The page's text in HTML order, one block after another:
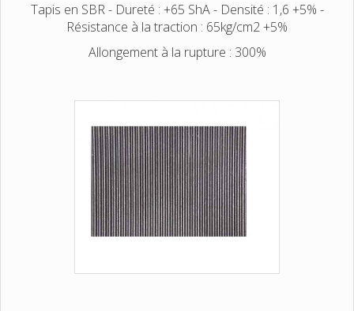
Tapis en SBR - Dureté : +65 ShA - Densité : 1,6 +5% -
Résistance à la traction : 65kg/cm2 +5%
Allongement à la rupture : 300%